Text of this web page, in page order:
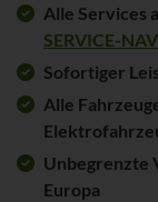
Alle Services
SERVICE-
Sofortiger
Alle
Unbegrenzte
Europa